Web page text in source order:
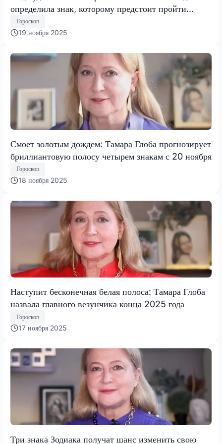
определила знак, которому предстоит пройти
испытание, меняющее все
Гороскоп
19 ноября 2025
Смоет золотым дождем: Тамара Глоба прогнозирует
бриллиантовую полосу четырем знакам с 20 ноября
Гороскоп
18 ноября 2025
Наступит бесконечная белая полоса: Тамара Глоба
назвала главного везунчика конца 2025 года
Гороскоп
17 ноября 2025
Три знака Зодиака получат шанс изменить свою